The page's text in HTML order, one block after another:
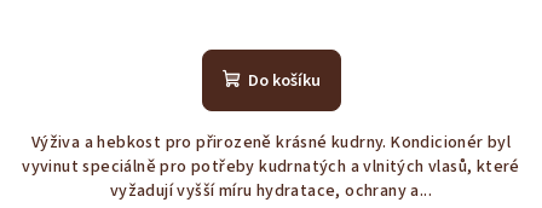
hodnocení
produktu
z
5
hvězdiček.
Do košíku
Výživa a hebkost pro přirozeně krásné kudrny. Kondicionér byl
vyvinut speciálně pro potřeby kudrnatých a vlnitých vlasů, které
vyžadují vyšší míru hydratace, ochrany a...